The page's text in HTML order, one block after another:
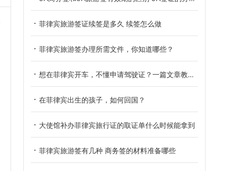
菲律宾旅游签证续签是多久 续签怎么做
菲律宾旅游签办理所需文件，你知道哪些？
想在菲律宾开车，不懂申请驾驶证？一篇文章教会你！
在菲律宾出生的孩子，如何回国？
大使馆补办菲律宾旅行证的取证单什么时候能拿到
菲律宾旅游签有几种 商务签的材料准备哪些